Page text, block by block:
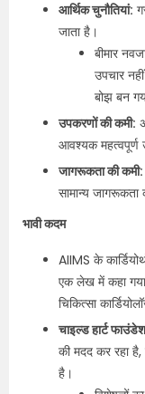
आर्थिक चुनौतियां:
जाता है।
बीमार
उपचार
बोझ बन
उपकरणों की कमी:
आवश्यक महत्वपूर्ण
जागरूकता की कमी:
सामान्य
भावी कदम
AIIMS के
एक लेख में कहा गया
चिकित्सा
चाइल्ड हार्ट
की मदद कर रहा
है।